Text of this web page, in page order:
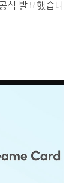
식 발표했습니